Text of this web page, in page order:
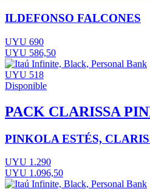
ILDEFONSO FALCONES
UYU 690
UYU 586,50
UYU 518
Disponible
PACK CLARISSA
PINKOLA ESTÉS,
UYU 1.290
UYU 1.096,50